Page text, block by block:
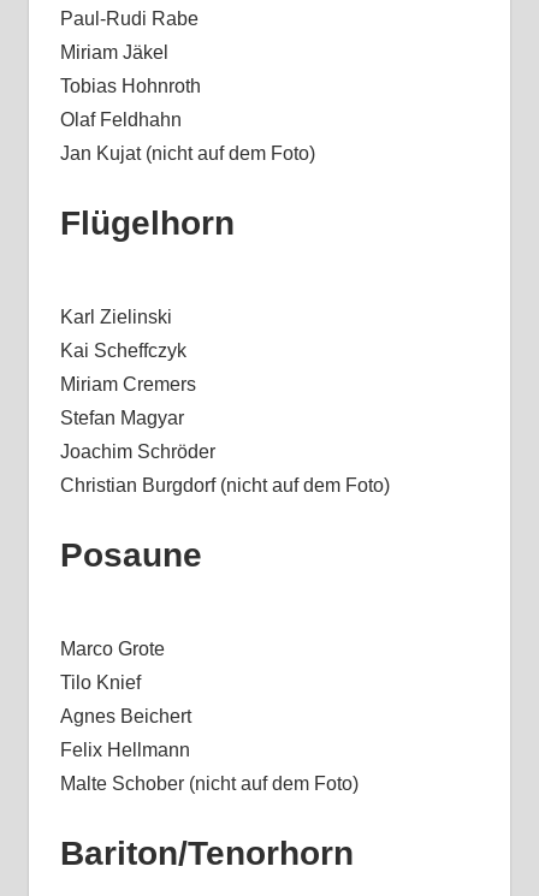
Paul-Rudi Rabe
Miriam Jäkel
Tobias Hohnroth
Olaf Feldhahn
Jan Kujat (nicht auf dem Foto)
Flügelhorn
Karl Zielinski
Kai Scheffczyk
Miriam Cremers
Stefan Magyar
Joachim Schröder
Christian Burgdorf (nicht auf dem Foto)
Posaune
Marco Grote
Tilo Knief
Agnes Beichert
Felix Hellmann
Malte Schober (nicht auf dem Foto)
Bariton/Tenorhorn